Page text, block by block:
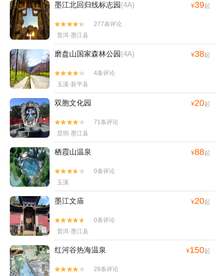
看了该景点的人还看了
墨江北回归线标志园(4A) ¥39起
普洱·墨江县
磨盘山国家森林公园(4A) ¥38起
玉溪·新平县
双胞文化园 ¥20起
昆明·墨江县
栖霞山温泉 ¥88起
玉溪
墨江文庙 ¥20起
普洱·墨江县